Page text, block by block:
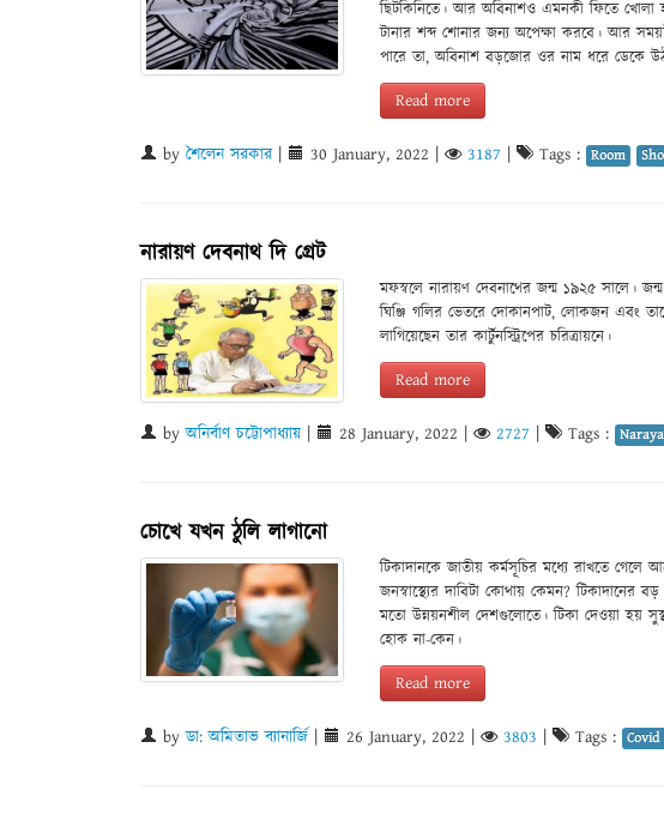
ছিটকিনিতে। আর অবিনাশও এমনকী ফিতে খোলা
টানার শব্দ শোনার জন্য অপেক্ষা করবে। আর
পারে তা, অবিনাশ বড়জোর ওর নাম ধরে ডেকে
Read more
by শৈলেন সরকার| 30 January, 2022 3187 Tags : Room
নারায়ণ দেবনাথ দি গ্রেট
মফস্বলে নারায়ণ দেবনাথের জন্ম ১৯২৫ সালে।
ঘিঞ্জি গলির ভেতরে দোকানপাট, লোকজন এবং
লাগিয়েছেন তার কার্টুনস্ট্রিপের চরিত্রায়নে।
Read more
byঅনির্বাণ চট্টোপাধ্যায় 28 January, 2022 2727 Tags :
চোখে যখন ঠুলি লাগানো
টিকাদানকে জাতীয় কর্মসূচির মধ্যে রাখতে
জনস্বাস্থ্যের দাবিটা কোথায় কেমন?
মতো উন্নয়নশীল দেশগুলোতে। টিকা দেওয়া হয়
হোক না-কেন।
Read more
byডা: অমিতাভ ব্যানার্জি 26 January, 2022 3803 Tags : Covid